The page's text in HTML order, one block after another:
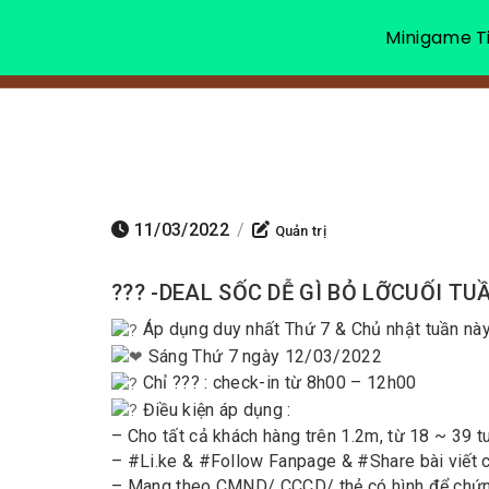
11/03/2022 / Quản trị
??? -DEAL SỐC DỄ GÌ BỎ LỠCUỐI
Áp dụng duy nhất Thứ 7 & Chủ nhật tuần
Sáng Thứ 7 ngày 12/03/2022
Chỉ ??? : check-in từ 8h00 – 12h00
Điều kiện áp dụng :
– Cho tất cả khách hàng trên 1.2m, từ 18 ~ 39
– #Li.ke & #Follow Fanpage & #Share bài viết
Minigame